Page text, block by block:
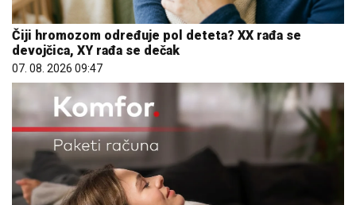
Čiji hromozom određuje pol deteta? XX rađa se
devojčica, XY rađa se dečak
07. 08. 2026 09:47